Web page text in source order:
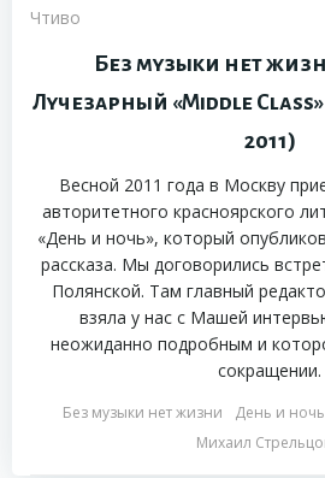
Чтиво
Без музыки нет
Лучезарный «Middle
2011)
Весной 2011 года в Москву
авторитетного красноярского
«День и ночь», который
рассказа. Мы договорились
Полянской. Там главный
взяла у нас с Машей
неожиданно подробным и
сокращении.
Без музыки нет жизни День и ночь
Михаил